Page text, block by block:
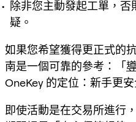
除非您主動發起工單，
疑。
如果您希望獲得更正式的
南是一個可靠的參考：「
OneKey 的定位：新手更
即使活動是在交易所進行